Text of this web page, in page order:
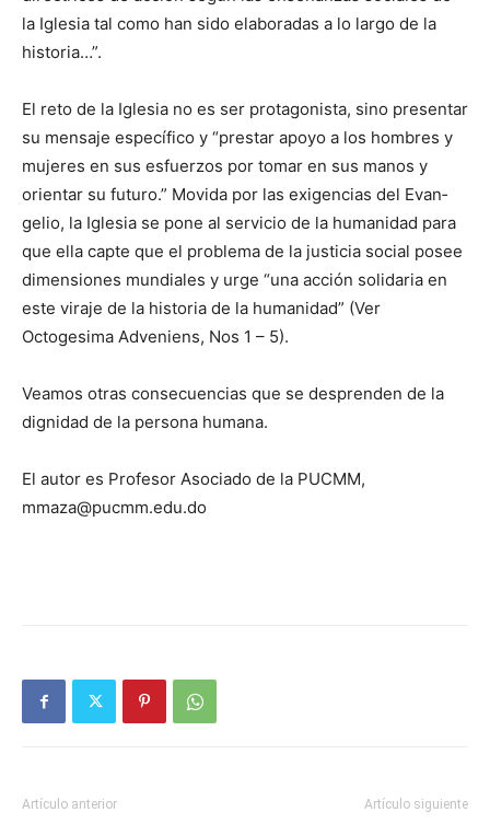
la Iglesia tal como han sido elaboradas a lo largo de la
historia…”.
El reto de la Iglesia no es ser protagonista, sino presentar
su mensaje específico y “prestar apoyo a los hombres y
mujeres en sus esfuerzos por tomar en sus manos y
orientar su futuro.” Mo­vida por las exigencias del Evan­
gelio, la Iglesia se pone al servicio de la humanidad para
que ella capte que el problema de la justicia social posee
dimensiones mun­diales y urge “una acción solidaria en
este viraje de la historia de la humanidad” (Ver
Octogesima Adveniens, Nos 1 – 5).
Veamos otras consecuencias que se desprenden de la
dignidad de la persona humana.
El autor es Profesor Asociado de la PUCMM,
mmaza@pucmm.edu.do
Artículo anterior Artículo siguiente